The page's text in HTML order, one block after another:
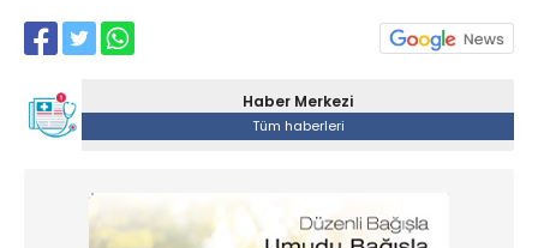
Haber Merkezi
Tüm haberleri
ORTOPEDİ VE TRAVMATOLOJİ
FİZİK TEDAVİ VE REHABİLİTASYON
KADIN HASTALIKLARI VE DOĞUM